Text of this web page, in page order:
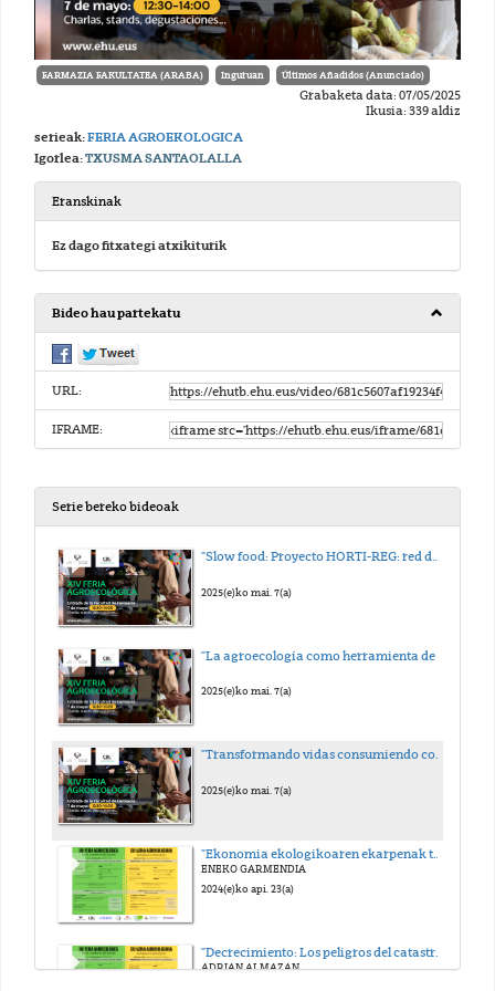
FARMAZIA FAKULTATEA (ARABA) Inguruan Últimos Añadidos (Anunciado)
Grabaketa data: 07/05/2025
Ikusia: 339 aldiz
serieak:FERIA AGROEKOLOGICA
Igorlea:TXUSMA SANTAOLALLA
Eranskinak
Ez dago fitxategi atxikiturik
Bideo hau partekatu
URL:
IFRAME:
Serie bereko bideoak
"Slow food: Proyecto HORTI-REG: red de salud comunitaria"
2025(e)ko mai. 7(a)
2025(e)ko mai. 7(a)
"Transformando vidas consumiendo con conciencia"
2025(e)ko mai. 7(a)
ENEKO GARMENDIA
2024(e)ko api. 23(a)
"Decrecimiento: Los peligros del catastrofismo y construcción de la autonomía para un mundo posible"
ADRIAN ALMAZAN